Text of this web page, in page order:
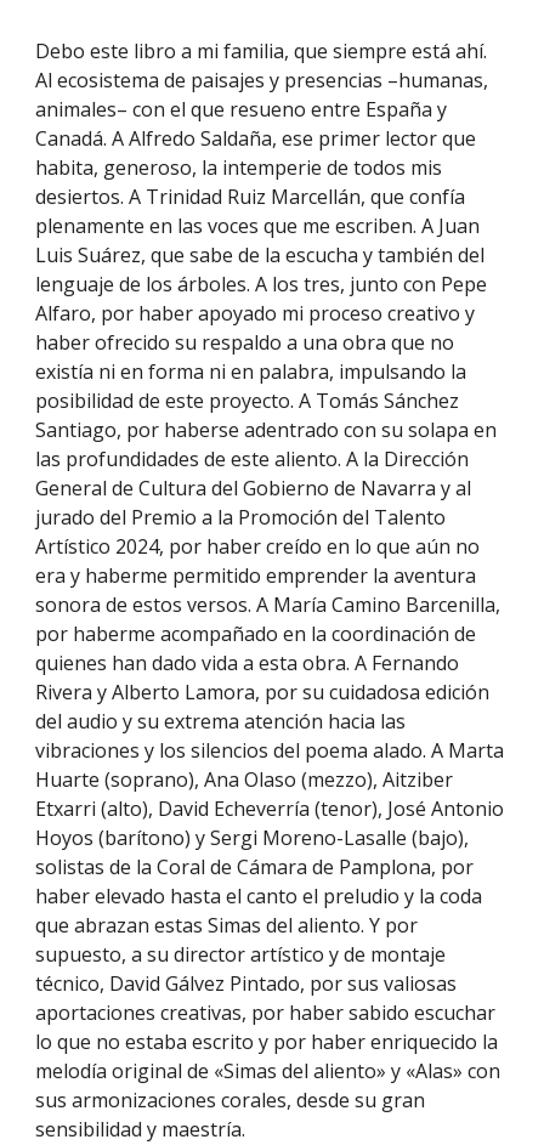
Debo este libro a mi familia, que siempre está ahí.
Al ecosistema de paisajes y presencias –humanas,
animales– con el que resueno entre España y
Canadá. A Alfredo Saldaña, ese primer lector que
habita, generoso, la intemperie de todos mis
desiertos. A Trinidad Ruiz Marcellán, que confía
plenamente en las voces que me escriben. A Juan
Luis Suárez, que sabe de la escucha y también del
lenguaje de los árboles. A los tres, junto con Pepe
Alfaro, por haber apoyado mi proceso creativo y
haber ofrecido su respaldo a una obra que no
existía ni en forma ni en palabra, impulsando la
posibilidad de este proyecto. A Tomás Sánchez
Santiago, por haberse adentrado con su solapa en
las profundidades de este aliento. A la Dirección
General de Cultura del Gobierno de Navarra y al
jurado del Premio a la Promoción del Talento
Artístico 2024, por haber creído en lo que aún no
era y haberme permitido emprender la aventura
sonora de estos versos. A María Camino Barcenilla,
por haberme acompañado en la coordinación de
quienes han dado vida a esta obra. A Fernando
Rivera y Alberto Lamora, por su cuidadosa edición
del audio y su extrema atención hacia las
vibraciones y los silencios del poema alado. A Marta
Huarte (soprano), Ana Olaso (mezzo), Aitziber
Etxarri (alto), David Echeverría (tenor), José Antonio
Hoyos (barítono) y Sergi Moreno-Lasalle (bajo),
solistas de la Coral de Cámara de Pamplona, por
haber elevado hasta el canto el preludio y la coda
que abrazan estas Simas del aliento. Y por
supuesto, a su director artístico y de montaje
técnico, David Gálvez Pintado, por sus valiosas
aportaciones creativas, por haber sabido escuchar
lo que no estaba escrito y por haber enriquecido la
melodía original de «Simas del aliento» y «Alas» con
sus armonizaciones corales, desde su gran
sensibilidad y maestría.